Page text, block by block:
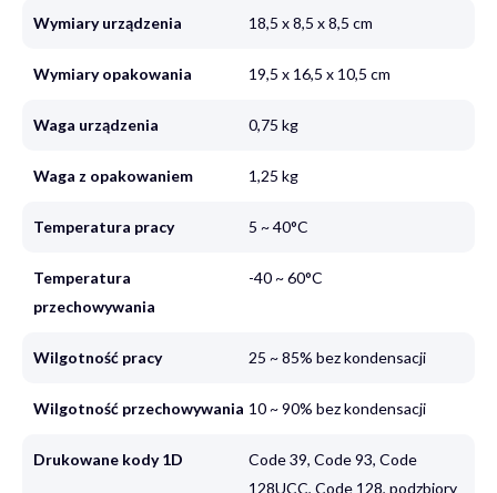
Wymiary urządzenia 18,5 x 8,5 x 8,5 cm
Wymiary opakowania 19,5 x 16,5 x 10,5 cm
Waga urządzenia 0,75 kg
Waga z opakowaniem 1,25 kg
Temperatura pracy 5 ~ 40°C
Temperatura
przechowywania
-40 ~ 60°C
Wilgotność pracy 25 ~ 85% bez kondensacji
Wilgotność przechowywania 10 ~ 90% bez kondensacji
Drukowane kody 1D
Code 39, Code 93, Code
128UCC, Code 128, podzbiory